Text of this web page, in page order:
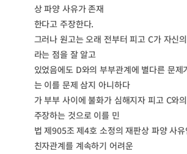
상 파양 사유가 존재
한다고 주장한다.
그러나 원고는 오래 전부터 피고 C가 자신
라는 점을 잘 알고
있었음에도 D와의 부부관계에 별다른 문제
는 이를 문제 삼지 아니하다
가 부부 사이에 불화가 심해지자 피고 C와
주장하는 것으로 이를 민
법 제905조 제4호 소정의 재판상 파양 사유
친자관계를 계속하기 어려운